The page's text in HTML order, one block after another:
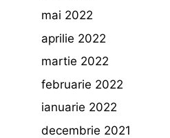
mai 2022
aprilie 2022
martie 2022
februarie 2022
ianuarie 2022
decembrie 2021